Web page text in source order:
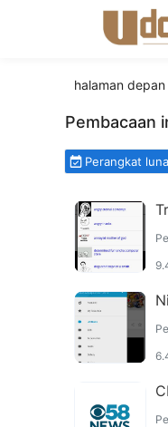
halaman depan
Pembacaan
Perangkat